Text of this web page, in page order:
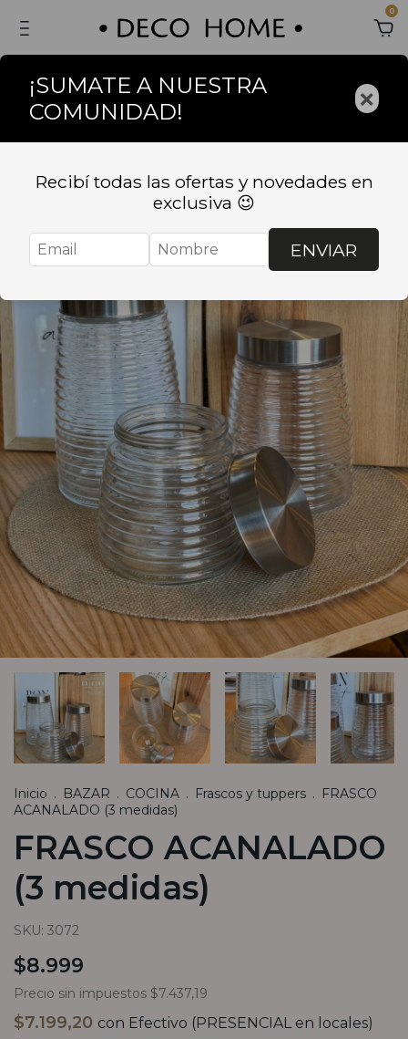
0
Inicio . BAZAR . COCINA . Frascos y tuppers . FRASCO
ACANALADO (3 medidas)
FRASCO ACANALADO
(3 medidas)
SKU: 3072
$8.999
Precio sin impuestos $7.437,19
$7.199,20 con Efectivo (PRESENCIAL en locales)
¡SUMATE A NUESTRA
COMUNIDAD!
×
Recibí todas las ofertas y novedades en
exclusiva 😉
ENVIAR